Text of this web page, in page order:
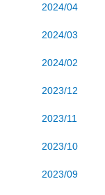
2024/04
2024/03
2024/02
2023/12
2023/11
2023/10
2023/09